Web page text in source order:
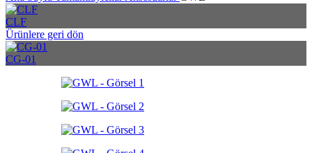
CLF
Ürünlere geri dön
CG-01